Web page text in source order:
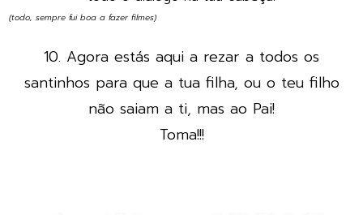
(todo, sempre fui boa a fazer filmes)
10. Agora estás aqui a rezar a todos os
santinhos para que a tua filha, ou o teu filho
não saiam a ti, mas ao Pai!
Toma!!!